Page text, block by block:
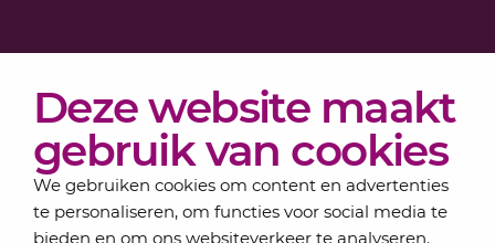
Deze website maakt
gebruik van cookies
We gebruiken cookies om content en advertenties
te personaliseren, om functies voor social media te
bieden en om ons websiteverkeer te analyseren.
Actueel
Over Lansigt
Contact